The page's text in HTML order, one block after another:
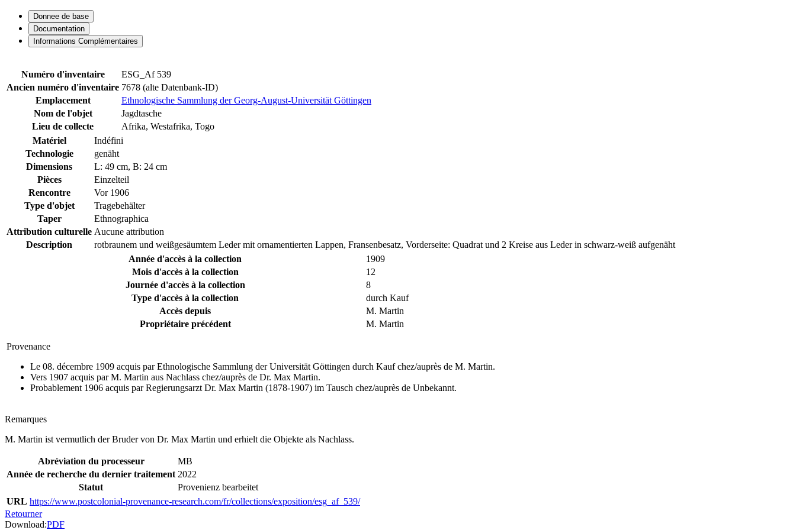
Donnee de base
Documentation
Informations Complémentaires
Numéro d'inventaire
ESG_Af 539
Ancien numéro d'inventaire 7678 (alte Datenbank-ID)
Emplacement
Ethnologische Sammlung der Georg-August-Universität Göttingen
Nom de l'objet
Jagdtasche
Lieu de collecte
Afrika, Westafrika, Togo
Matériel
Indéfini
Technologie
genäht
Dimensions
L: 49 cm, B: 24 cm
Pièces
Einzelteil
Rencontre
Vor 1906
Type d'objet
Tragebehälter
Taper
Ethnographica
Attribution culturelle Aucune attribution
Description
rotbraunem und weißgesäumtem Leder mit ornamentierten Lappen, Fransenbesatz, Vorderseite: Quadrat und 2 Kreise aus Leder in schwarz-weiß aufgenäht
Année d'accès à la collection
1909
Mois d'accès à la collection
12
Journée d'accès à la collection
8
Type d'accès à la collection
durch Kauf
Accès depuis
M. Martin
Propriétaire précédent
M. Martin
Provenance
Le 08. décembre 1909 acquis par Ethnologische Sammlung der Universität Göttingen durch Kauf chez/auprès de M. Martin.
Vers 1907 acquis par M. Martin aus Nachlass chez/auprès de Dr. Max Martin.
Probablement 1906 acquis par Regierungsarzt Dr. Max Martin (1878-1907) im Tausch chez/auprès de Unbekannt.
Remarques
M. Martin ist vermutlich der Bruder von Dr. Max Martin und erhielt die Objekte als Nachlass.
Abréviation du processeur
MB
Année de recherche du dernier traitement 2022
Statut
Provenienz bearbeitet
URL https://www.postcolonial-provenance-research.com/fr/collections/exposition/esg_af_539/
Retourner
Download:PDF